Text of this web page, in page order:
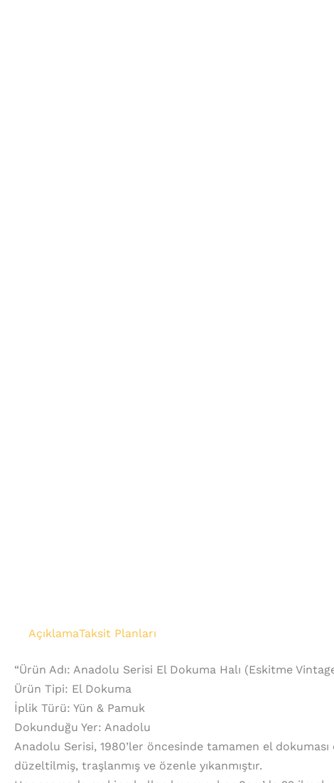
AçıklamaTaksit Planları
“Ürün Adı: Anadolu Serisi El Dokuma Halı (Eskitme
Ürün Tipi: El Dokuma
İplik Türü: Yün & Pamuk
Dokunduğu Yer: Anadolu
Anadolu Serisi, 1980’ler öncesinde tamamen el
düzeltilmiş, traşlanmış ve özenle yıkanmıştır.